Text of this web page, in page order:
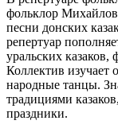
фольклор
песни донских
репертуар
уральских казаков,
Коллектив изучает
народные танцы.
традициями
праздники.